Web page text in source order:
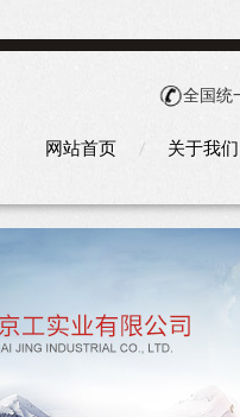
全国统
网站首页 关于我们